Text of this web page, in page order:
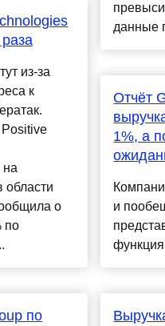
из-за
к
Positive
на
области
о
по
по
данные
Отчёт
1%, а
и